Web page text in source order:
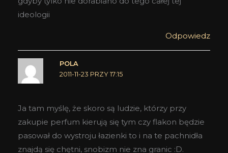
ideologii
Odpowiedz
POLA
2011-11-23 PRZY 17:15
Ja tam myślę, że skoro są ludzie, którzy przy
zakupie perfum kierują się tym czy flakon będzie
pasował do wystroju łazienki to i na te pachnidła
znajdą się chętni, snobizm nie zna granic :D.